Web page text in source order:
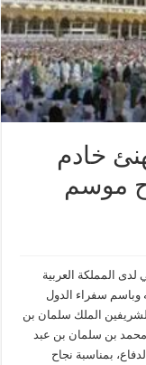
خادم
موسم
المملكة العربية
وباسم سفراء الدول
الملك سلمان بن
محمد بن سلمان بن عبد
بمناسبة نجاح